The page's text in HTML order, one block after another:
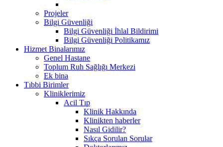
Projeler
Bilgi Güvenliği
Bilgi Güvenliği İhlal Bildirimi
Bilgi Güvenliği Politikamız
Hizmet Binalarımız
Genel Hastane
Toplum Ruh Sağlığı Merkezi
Ek bina
Tıbbi Birimler
Kliniklerimiz
Acil Tıp
Klinik Hakkında
Klinikten haberler
Nasıl Gidilir?
Sıkça Sorulan Sorular